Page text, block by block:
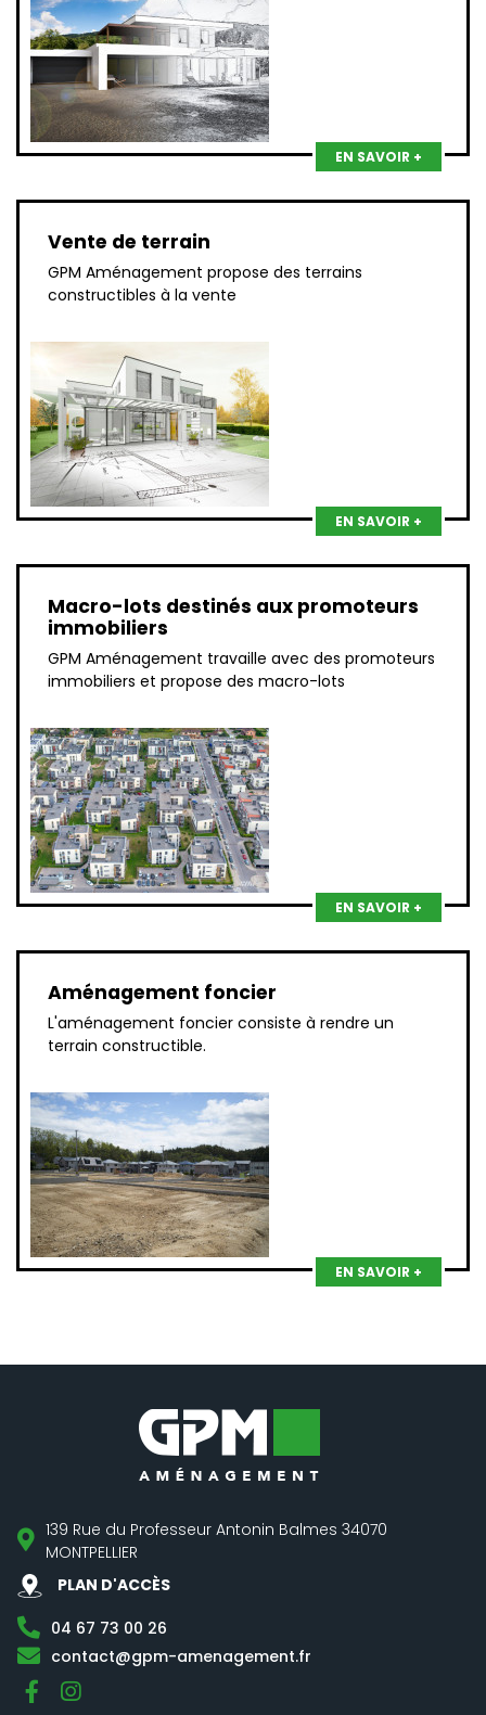
EN SAVOIR +
Vente de terrain
GPM Aménagement propose des terrains
constructibles à la vente
EN SAVOIR +
Macro-lots destinés aux promoteurs
immobiliers
GPM Aménagement travaille avec des promoteurs
immobiliers et propose des macro-lots
EN SAVOIR +
Aménagement foncier
L'aménagement foncier consiste à rendre un
terrain constructible.
EN SAVOIR +
139 Rue du Professeur Antonin Balmes 34070
MONTPELLIER
PLAN D'ACCÈS
04 67 73 00 26
contact@gpm-amenagement.fr
FacebookInstagram